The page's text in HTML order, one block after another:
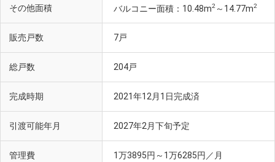
その他面積 バルコニー面積：10.48m2 ～14.77m2
販売戸数 7戸
総戸数 204戸
完成時期 2021年12月1日完成済
引渡可能年月 2027年2月下旬予定
管理費 1万3895円～1万6285円／月